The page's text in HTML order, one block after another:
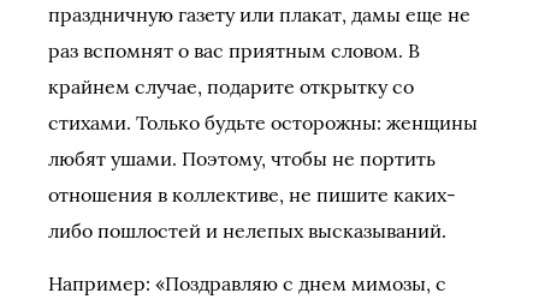
праздничную газету или плакат, дамы еще не
раз вспомнят о вас приятным словом. В
крайнем случае, подарите открытку со
стихами. Только будьте осторожны: женщины
любят ушами. Поэтому, чтобы не портить
отношения в коллективе, не пишите каких-
либо пошлостей и нелепых высказываний.
Например: «Поздравляю с днем мимозы, с